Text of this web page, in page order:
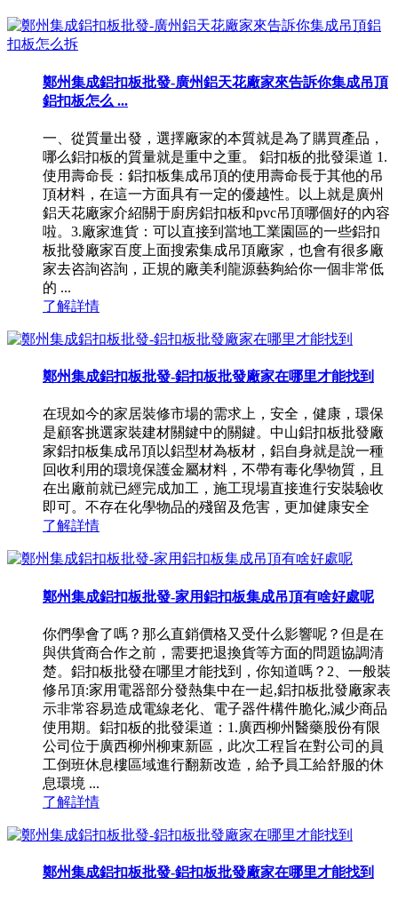
鄭州集成鋁扣板批發-廣州鋁天花廠家來告訴你集成吊頂
鋁扣板怎么 ...
一、從質量出發，選擇廠家的本質就是為了購買產品，
哪么鋁扣板的質量就是重中之重。 鋁扣板的批發渠道 1.
使用壽命長：鋁扣板集成吊頂的使用壽命長于其他的吊
頂材料，在這一方面具有一定的優越性。以上就是廣州
鋁天花廠家介紹關于廚房鋁扣板和pvc吊頂哪個好的內容
啦。3.廠家進貨：可以直接到當地工業園區的一些鋁扣
板批發廠家百度上面搜索集成吊頂廠家，也會有很多廠
家去咨詢咨詢，正規的廠美利龍源藝夠給你一個非常低
的 ...
了解詳情
鄭州集成鋁扣板批發-鋁扣板批發廠家在哪里才能找到
在現如今的家居裝修市場的需求上，安全，健康，環保
是顧客挑選家裝建材關鍵中的關鍵。中山鋁扣板批發廠
家鋁扣板集成吊頂以鋁型材為板材，鋁自身就是說一種
回收利用的環境保護金屬材料，不帶有毒化學物質，且
在出廠前就已經完成加工，施工現場直接進行安裝驗收
即可。不存在化學物品的殘留及危害，更加健康安全
了解詳情
鄭州集成鋁扣板批發-家用鋁扣板集成吊頂有啥好處呢
你們學會了嗎？那么直銷價格又受什么影響呢？但是在
與供貨商合作之前，需要把退換貨等方面的問題協調清
楚。鋁扣板批發在哪里才能找到，你知道嗎？2、一般裝
修吊頂:家用電器部分發熱集中在一起,鋁扣板批發廠家表
示非常容易造成電線老化、電子器件構件脆化,減少商品
使用期。鋁扣板的批發渠道：1.廣西柳州醫藥股份有限
公司位于廣西柳州柳東新區，此次工程旨在對公司的員
工倒班休息樓區域進行翻新改造，給予員工給舒服的休
息環境 ...
了解詳情
鄭州集成鋁扣板批發-鋁扣板批發廠家在哪里才能找到